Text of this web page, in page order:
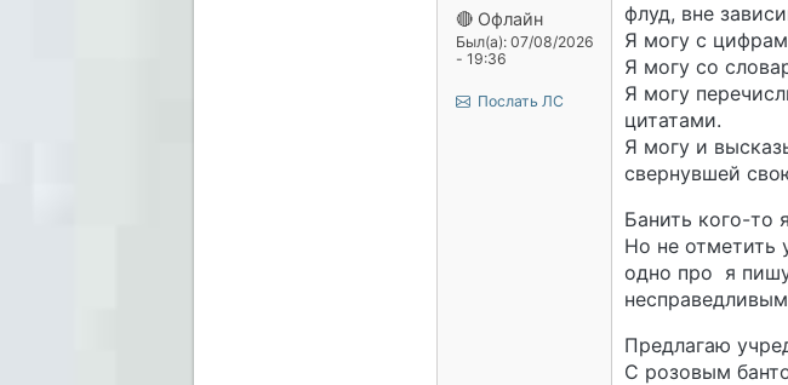
🔴 Офлайн
Был(а): 07/08/2026
- 19:36
Послать ЛС
флуд, вне
Я могу с
Я могу со
Я могу
цитатами.
Я могу и
свернувшей
Банить кого-то
Но не отметить
одно про я
Предлагаю
С розовым